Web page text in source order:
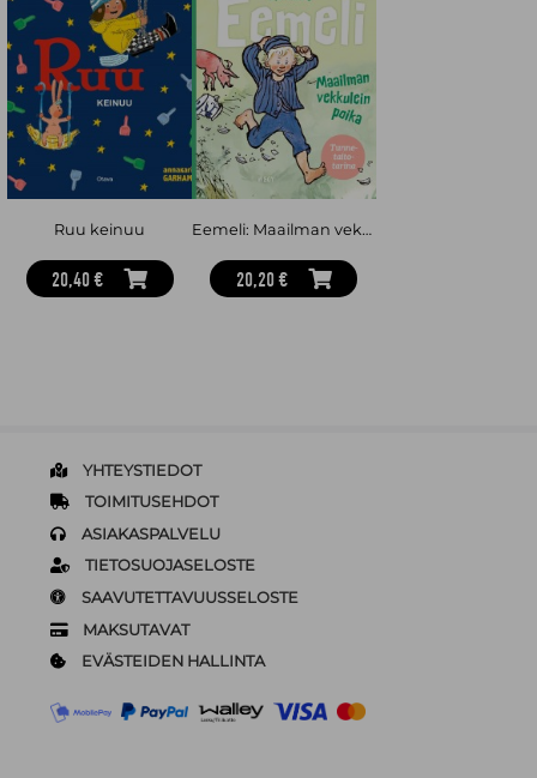
Ruu keinuu
20,40 €
Eemeli: Maailman vekkulein poika
20,20 €
YHTEYSTIEDOT
TOIMITUSEHDOT
ASIAKASPALVELU
TIETOSUOJASELOSTE
SAAVUTETTAVUUSSELOSTE
MAKSUTAVAT
EVÄSTEIDEN HALLINTA